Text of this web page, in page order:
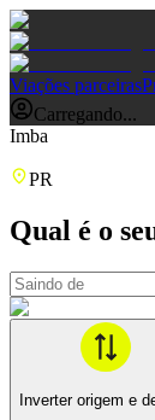
Viações parceiras
Carregando...
Imba
PR
Qual é o
Inverter origem e